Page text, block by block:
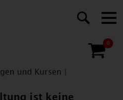
0
und Kursen
ist keine